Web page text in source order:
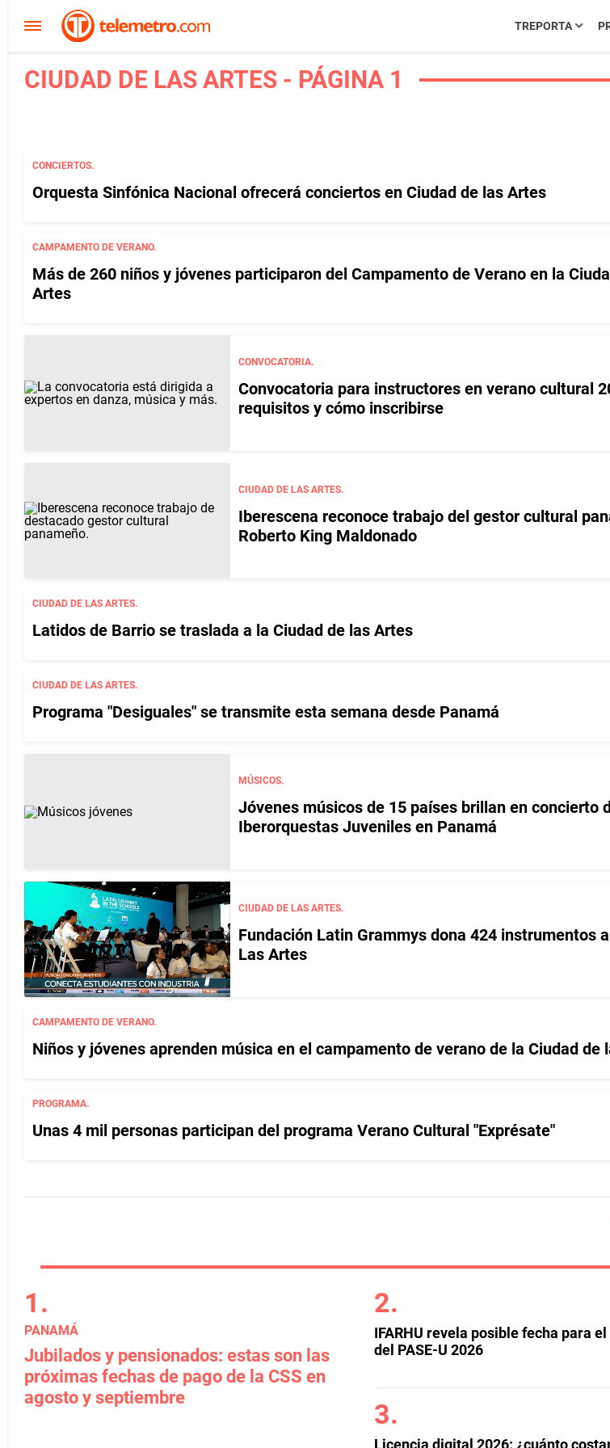
TREPORTA
CIUDAD DE LAS ARTES - PÁGINA 1
CONCIERTOS.
Orquesta Sinfónica Nacional ofrecerá conciertos en Ciudad de las Artes
CAMPAMENTO DE VERANO.
Más de 260 niños y jóvenes participaron del Campamento de Verano en la
Artes
CONVOCATORIA.
Convocatoria para instructores en verano cultural
requisitos y cómo inscribirse
CIUDAD DE LAS ARTES.
Iberescena reconoce trabajo del gestor cultural
Roberto King Maldonado
CIUDAD DE LAS ARTES.
Latidos de Barrio se traslada a la Ciudad de las Artes
CIUDAD DE LAS ARTES.
Programa "Desiguales" se transmite esta semana desde Panamá
MÚSICOS.
Jóvenes músicos de 15 países brillan en concierto
Iberorquestas Juveniles en Panamá
CIUDAD DE LAS ARTES.
Fundación Latin Grammys dona 424 instrumentos
Las Artes
CAMPAMENTO DE VERANO.
Niños y jóvenes aprenden música en el campamento de verano de la Ciudad de
PROGRAMA.
Unas 4 mil personas participan del programa Verano Cultural "Exprésate"
PANAMÁ
Jubilados y pensionados: estas son las
próximas fechas de pago de la CSS en
agosto y septiembre
IFARHU revela posible fecha para
del PASE-U 2026
Licencia digital 2026: ¿cuánto